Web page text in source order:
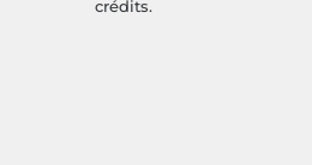
crédits.